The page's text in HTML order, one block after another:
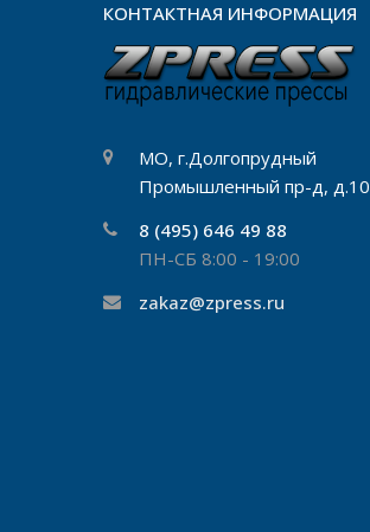
КОНТАКТНАЯ ИНФОРМАЦИЯ
МО, г.Долгопрудный
Промышленный пр-д, д.10
8 (495) 646 49 88
ПН-СБ 8:00 - 19:00
zakaz@zpress.ru